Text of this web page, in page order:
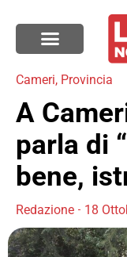
Cameri, Provincia
A
parla di
bene,
Redazione 18